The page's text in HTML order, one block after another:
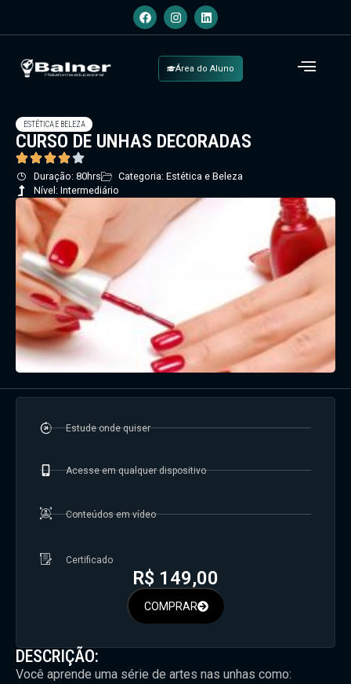
Área do Aluno
ESTÉTICA E BELEZA
CURSO DE UNHAS DECORADAS
Duração: 80hrs
Categoria: Estética e Beleza
Nível: Intermediário
DESCRIÇÃO:
Você aprende uma série de artes nas unhas como:
Estude onde quiser
Acesse em qualquer dispositivo
Conteúdos em vídeo
Certificado
R$ 149,00
COMPRAR